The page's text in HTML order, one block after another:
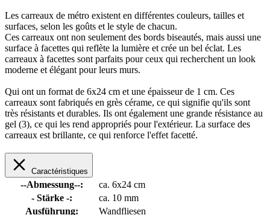
Les carreaux de métro existent en différentes couleurs, tailles et
surfaces, selon les goûts et le style de chacun.
Ces carreaux ont non seulement des bords biseautés, mais aussi une
surface à facettes qui reflète la lumière et crée un bel éclat. Les
carreaux à facettes sont parfaits pour ceux qui recherchent un look
moderne et élégant pour leurs murs.
Qui ont un format de 6x24 cm et une épaisseur de 1 cm. Ces
carreaux sont fabriqués en grès cérame, ce qui signifie qu'ils sont
très résistants et durables. Ils ont également une grande résistance au
gel (3), ce qui les rend appropriés pour l'extérieur. La surface des
carreaux est brillante, ce qui renforce l'effet facetté.
Caractéristiques
--Abmessung--:
ca. 6x24 cm
- Stärke -:
ca. 10 mm
Ausführung:
Wandfliesen